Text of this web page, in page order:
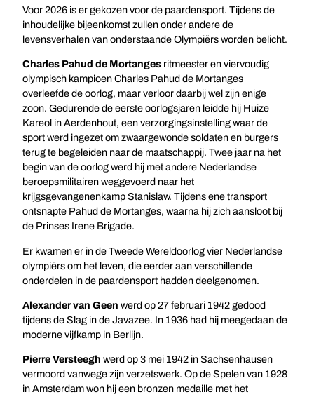
Voor 2026 is er gekozen voor de paardensport. Tijdens de
inhoudelijke bijeenkomst zullen onder andere de
levensverhalen van onderstaande Olympiërs worden belicht.
Charles Pahud de Mortanges ritmeester en viervoudig
olympisch kampioen Charles Pahud de Mortanges
overleefde de oorlog, maar verloor daarbij wel zijn enige
zoon. Gedurende de eerste oorlogsjaren leidde hij Huize
Kareol in Aerdenhout, een verzorgingsinstelling waar de
sport werd ingezet om zwaargewonde soldaten en burgers
terug te begeleiden naar de maatschappij. Twee jaar na het
begin van de oorlog werd hij met andere Nederlandse
beroepsmilitairen weggevoerd naar het
krijgsgevangenenkamp Stanislaw. Tijdens ene transport
ontsnapte Pahud de Mortanges, waarna hij zich aansloot bij
de Prinses Irene Brigade.
Er kwamen er in de Tweede Wereldoorlog vier Nederlandse
olympiërs om het leven, die eerder aan verschillende
onderdelen in de paardensport hadden deelgenomen.
Alexander van Geen werd op 27 februari 1942 gedood
tijdens de Slag in de Javazee. In 1936 had hij meegedaan de
moderne vijfkamp in Berlijn.
Pierre Versteegh werd op 3 mei 1942 in Sachsenhausen
vermoord vanwege zijn verzetswerk. Op de Spelen van 1928
in Amsterdam won hij een bronzen medaille met het